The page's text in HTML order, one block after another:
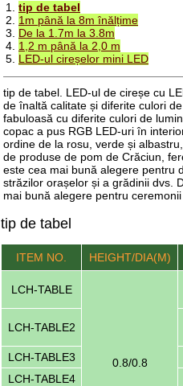
1. tip de tabel
2. 1m până la 8m înălțime
3. De la 1.7m la 3.8m
4. 1,2 m până la 2,0 m
5. LED-ul cireșelor mini LED
tip de tabel. LED-ul de cireșe cu
de înaltă calitate și diferite culori
fabuloasă cu diferite culori de
copac a pus RGB LED-uri în
ordine de la rosu, verde și
de produse de pom de Crăciun,
este cea mai bună alegere pentru
străzilor orașelor și a grădinii dvs.
mai bună alegere pentru
tip de tabel
ITEM NO. HEIGHT/DIA(M)
LCH-TABLE
0.8/0.8
LCH-TABLE2
LCH-TABLE3
LCH-TABLE4